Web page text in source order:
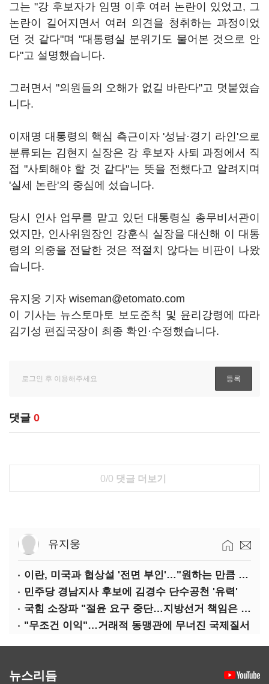
그는 "강 후보자가 임명 이후 여러 논란이 있었고, 그
논란이 길어지면서 여러 의견을 청취하는 과정이었
던 것 같다"며 "대통령실 분위기도 물어본 것으로 안
다"고 설명했습니다.
그러면서 "의원들의 오해가 없길 바란다"고 덧붙였습
니다.
이재명 대통령의 핵심 측근이자 '성남·경기 라인'으로
분류되는 김현지 실장은 강 후보자 사퇴 과정에서 직
접 "사퇴해야 할 것 같다"는 뜻을 전했다고 알려지며
'실세 논란'의 중심에 섰습니다.
당시 인사 업무를 맡고 있던 대통령실 총무비서관이
었지만, 인사위원장인 강훈식 실장을 대신해 이 대통
령의 의중을 전달한 것은 적절치 않다는 비판이 나왔
습니다.
유지웅 기자 wiseman@etomato.com
이 기사는 뉴스토마토 보도준칙 및 윤리강령에 따라
김기성 편집국장이 최종 확인·수정했습니다.
댓글 0
0/0 댓글 더보기
유지웅
이란, 미국과 협상설 '전면 부인'…"원하는 만큼 전쟁 가능"
민주당 경남지사 후보에 김경수 단수공천 '유력'
국힘 소장파 "절윤 요구 중단…지방선거 책임은 장동혁 몫"
"무조건 이익"…거래적 동맹관에 무너진 국제질서
뉴스리듬